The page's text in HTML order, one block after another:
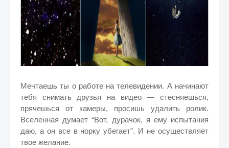
Мечтаешь ты о работе на телевидении. А начинают
тебя снимать друзья на видео — стесняешься,
прячешься от камеры, просишь удалить ролик.
Вселенная думает “Вот, дурачок, я ему испытания
даю, а он все в норку убегает”. И не осуществляет
твое желание.